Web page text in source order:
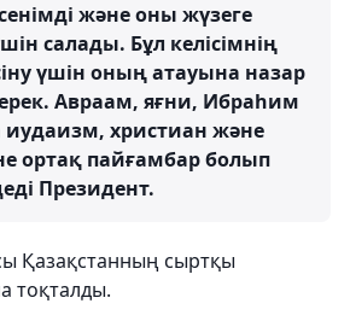
және оны жүзеге
салады. Бұл келісімнің
үшін оның атауына назар
Авраам, яғни, Ибраһим
иудаизм, христиан және
ортақ пайғамбар болып
Президент.
Қазақстанның сыртқы
тоқталды.